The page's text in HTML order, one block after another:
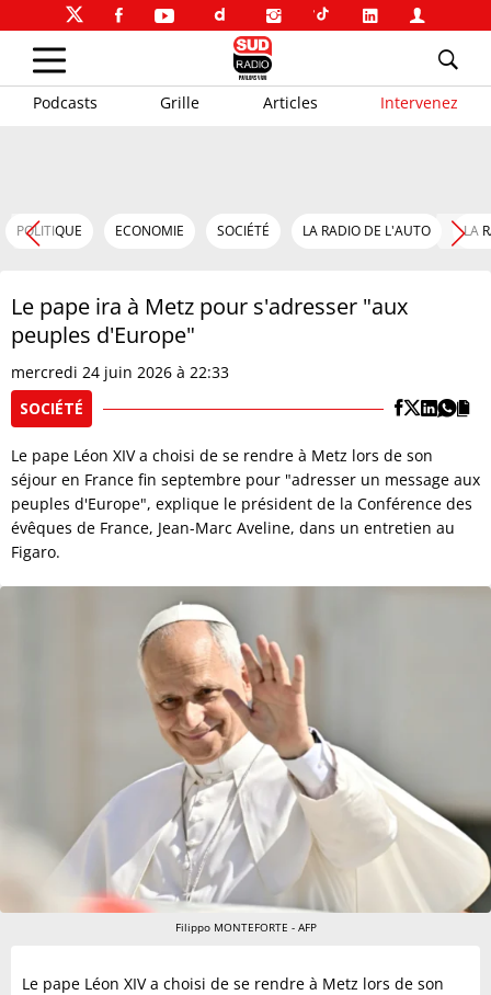
Podcasts Grille Articles Intervenez
POLITIQUE ECONOMIE SOCIÉTÉ LA RADIO DE L'AUTO LA
Le pape ira à Metz pour s'adresser "aux
peuples d'Europe"
mercredi 24 juin 2026 à 22:33
SOCIÉTÉ
Le pape Léon XIV a choisi de se rendre à Metz lors de son
séjour en France fin septembre pour "adresser un message aux
peuples d'Europe", explique le président de la Conférence des
évêques de France, Jean-Marc Aveline, dans un entretien au
Figaro.
Filippo MONTEFORTE - AFP
Le pape Léon XIV a choisi de se rendre à Metz lors de son